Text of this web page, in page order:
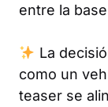
entre la
La
como un
teaser se